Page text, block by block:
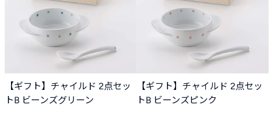
【ギフト】チャイルド 2点セッ
トB ビーンズグリーン
【ギフト】チャイルド 2点セッ
トB ビーンズピンク